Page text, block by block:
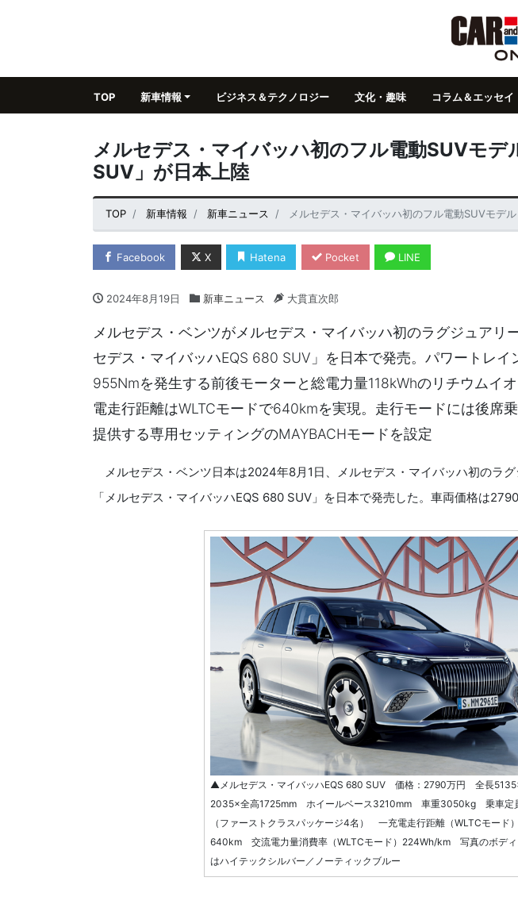
TOP 新車情報 ビジネス＆テクノロジー 文化・趣味 コラム＆エッセイ
メルセデス・マイバッハ初のフル電動SUVモデ
SUV」が日本上陸
TOP 新車情報 新車ニュース メルセデス・マイバッハ初のフル電動SUVモデ
Facebook X Hatena Pocket LINE
2024年8月19日 新車ニュース 大貫直次郎
メルセデス・ベンツがメルセデス・マイバッハ初のラグジュアリ
セデス・マイバッハEQS 680 SUV」を日本で発売。パワートレイ
955Nmを発生する前後モーターと総電力量118kWhのリチウムイ
電走行距離はWLTCモードで640kmを実現。走行モードには後席
提供する専用セッティングのMAYBACHモードを設定
メルセデス・ベンツ日本は2024年8月1日、メルセデス・マイバッハ初のラ
「メルセデス・マイバッハEQS 680 SUV」を日本で発売した。車両価格は
▲メルセデス・マイバッハEQS 680 SUV 価格：2790万円 全長
2035×全高1725mm ホイールベース3210mm 車重3050kg 乗車定
（ファーストクラスパッケージ4名） 一充電走行距離（WLTCモード）
640km 交流電力量消費率（WLTCモード）224Wh/km 写真のボディ
はハイテックシルバー／ノーティックブルー